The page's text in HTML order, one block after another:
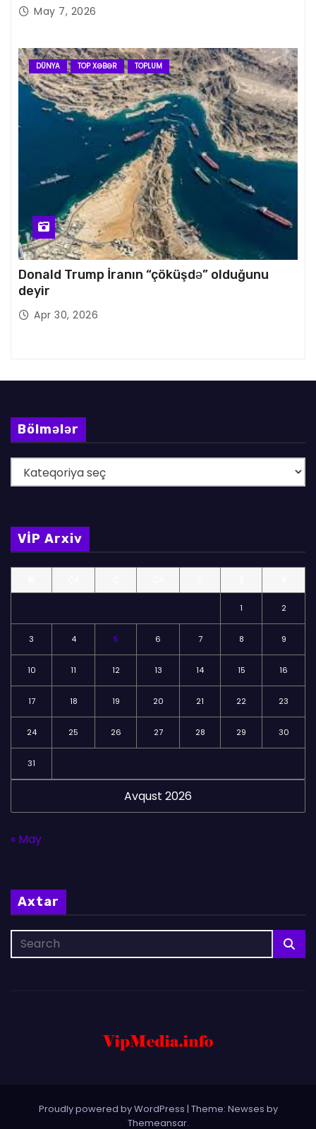
May 7, 2026
DÜNYA TOP XƏBƏR TOPLUM
Donald Trump İranın “çöküşdə” olduğunu
deyir
Apr 30, 2026
Bölmələr
ö
m
l
VİP Arxiv
Avqust 2026
1 2
3 4 5 6 7 8 9
10 11 12 13 14 15 16
17 18 19 20 21 22 23
24 25 26 27 28 29 30
31
« May
Axtar
Proudly powered by WordPress | Theme: Newses by
Themeansar.